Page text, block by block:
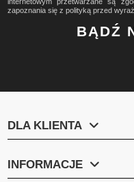
zapoznania się z polityką przed
BĄDŹ
DLA KLIENTA
INFORMACJE